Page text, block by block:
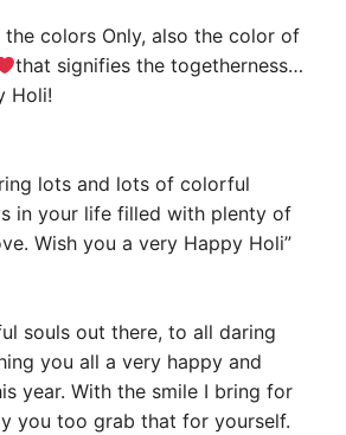
colors Only, also the color of
that signifies the togetherness…
Holi!
lots and lots of colorful
in your life filled with plenty of
Wish you a very Happy Holi”
souls out there, to all daring
you all a very happy and
year. With the smile I bring for
you too grab that for yourself.